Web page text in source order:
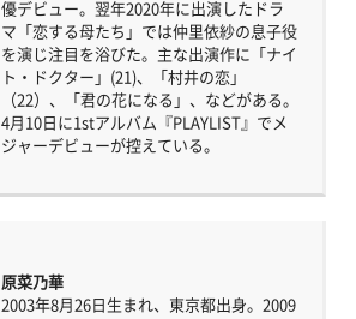
優デビュー。翌年2020年に出演したドラ
マ「恋する母たち」では仲里依紗の息子役
を演じ注目を浴びた。主な出演作に「ナイ
ト・ドクター」(21)、「村井の恋」
（22）、「君の花になる」、などがある。
4月10日に1stアルバム『PLAYLIST』でメ
ジャーデビューが控えている。
原菜乃華
2003年8月26日生まれ、東京都出身。2009